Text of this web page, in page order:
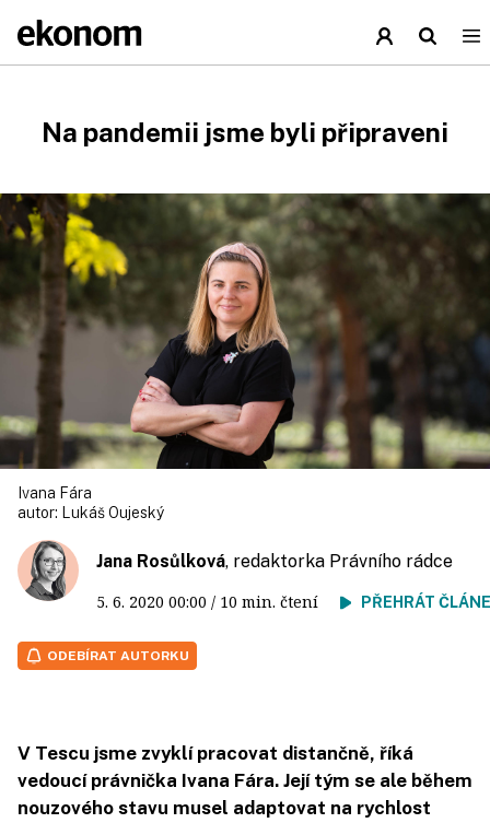
Na pandemii jsme byli připraveni
Ivana Fára
autor:
Lukáš Oujeský
Jana Rosůlková, redaktorka Právního rádce
5. 6. 2020 00:00 / 10 min. čtení PŘEHRÁT
ODEBÍRAT AUTORKU
V Tescu jsme zvyklí pracovat distančně, říká
vedoucí právnička Ivana Fára. Její tým se ale během
nouzového stavu musel adaptovat na rychlost